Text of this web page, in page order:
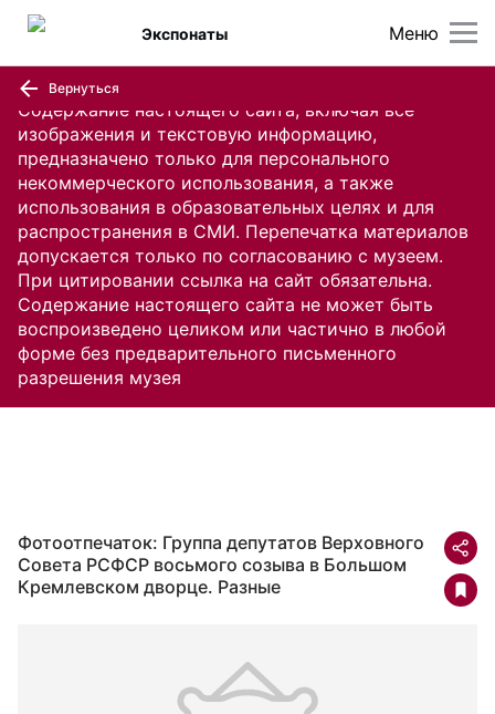
Содержание настоящего сайта, включая все
изображения и текстовую информацию,
предназначено только для персонального
некоммерческого использования, а также
использования в образовательных целях и для
распространения в СМИ. Перепечатка материалов
допускается только по согласованию с музеем.
При цитировании ссылка на сайт обязательна.
Содержание настоящего сайта не может быть
воспроизведено целиком или частично в любой
форме без предварительного письменного
разрешения музея
Меню
Экспонаты
Вернуться
Фотоотпечаток: Группа депутатов Верховного
Совета РСФСР восьмого созыва в Большом
Кремлевском дворце. Разные